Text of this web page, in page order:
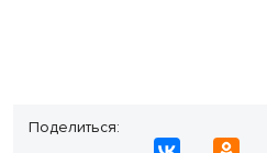
Поделиться: